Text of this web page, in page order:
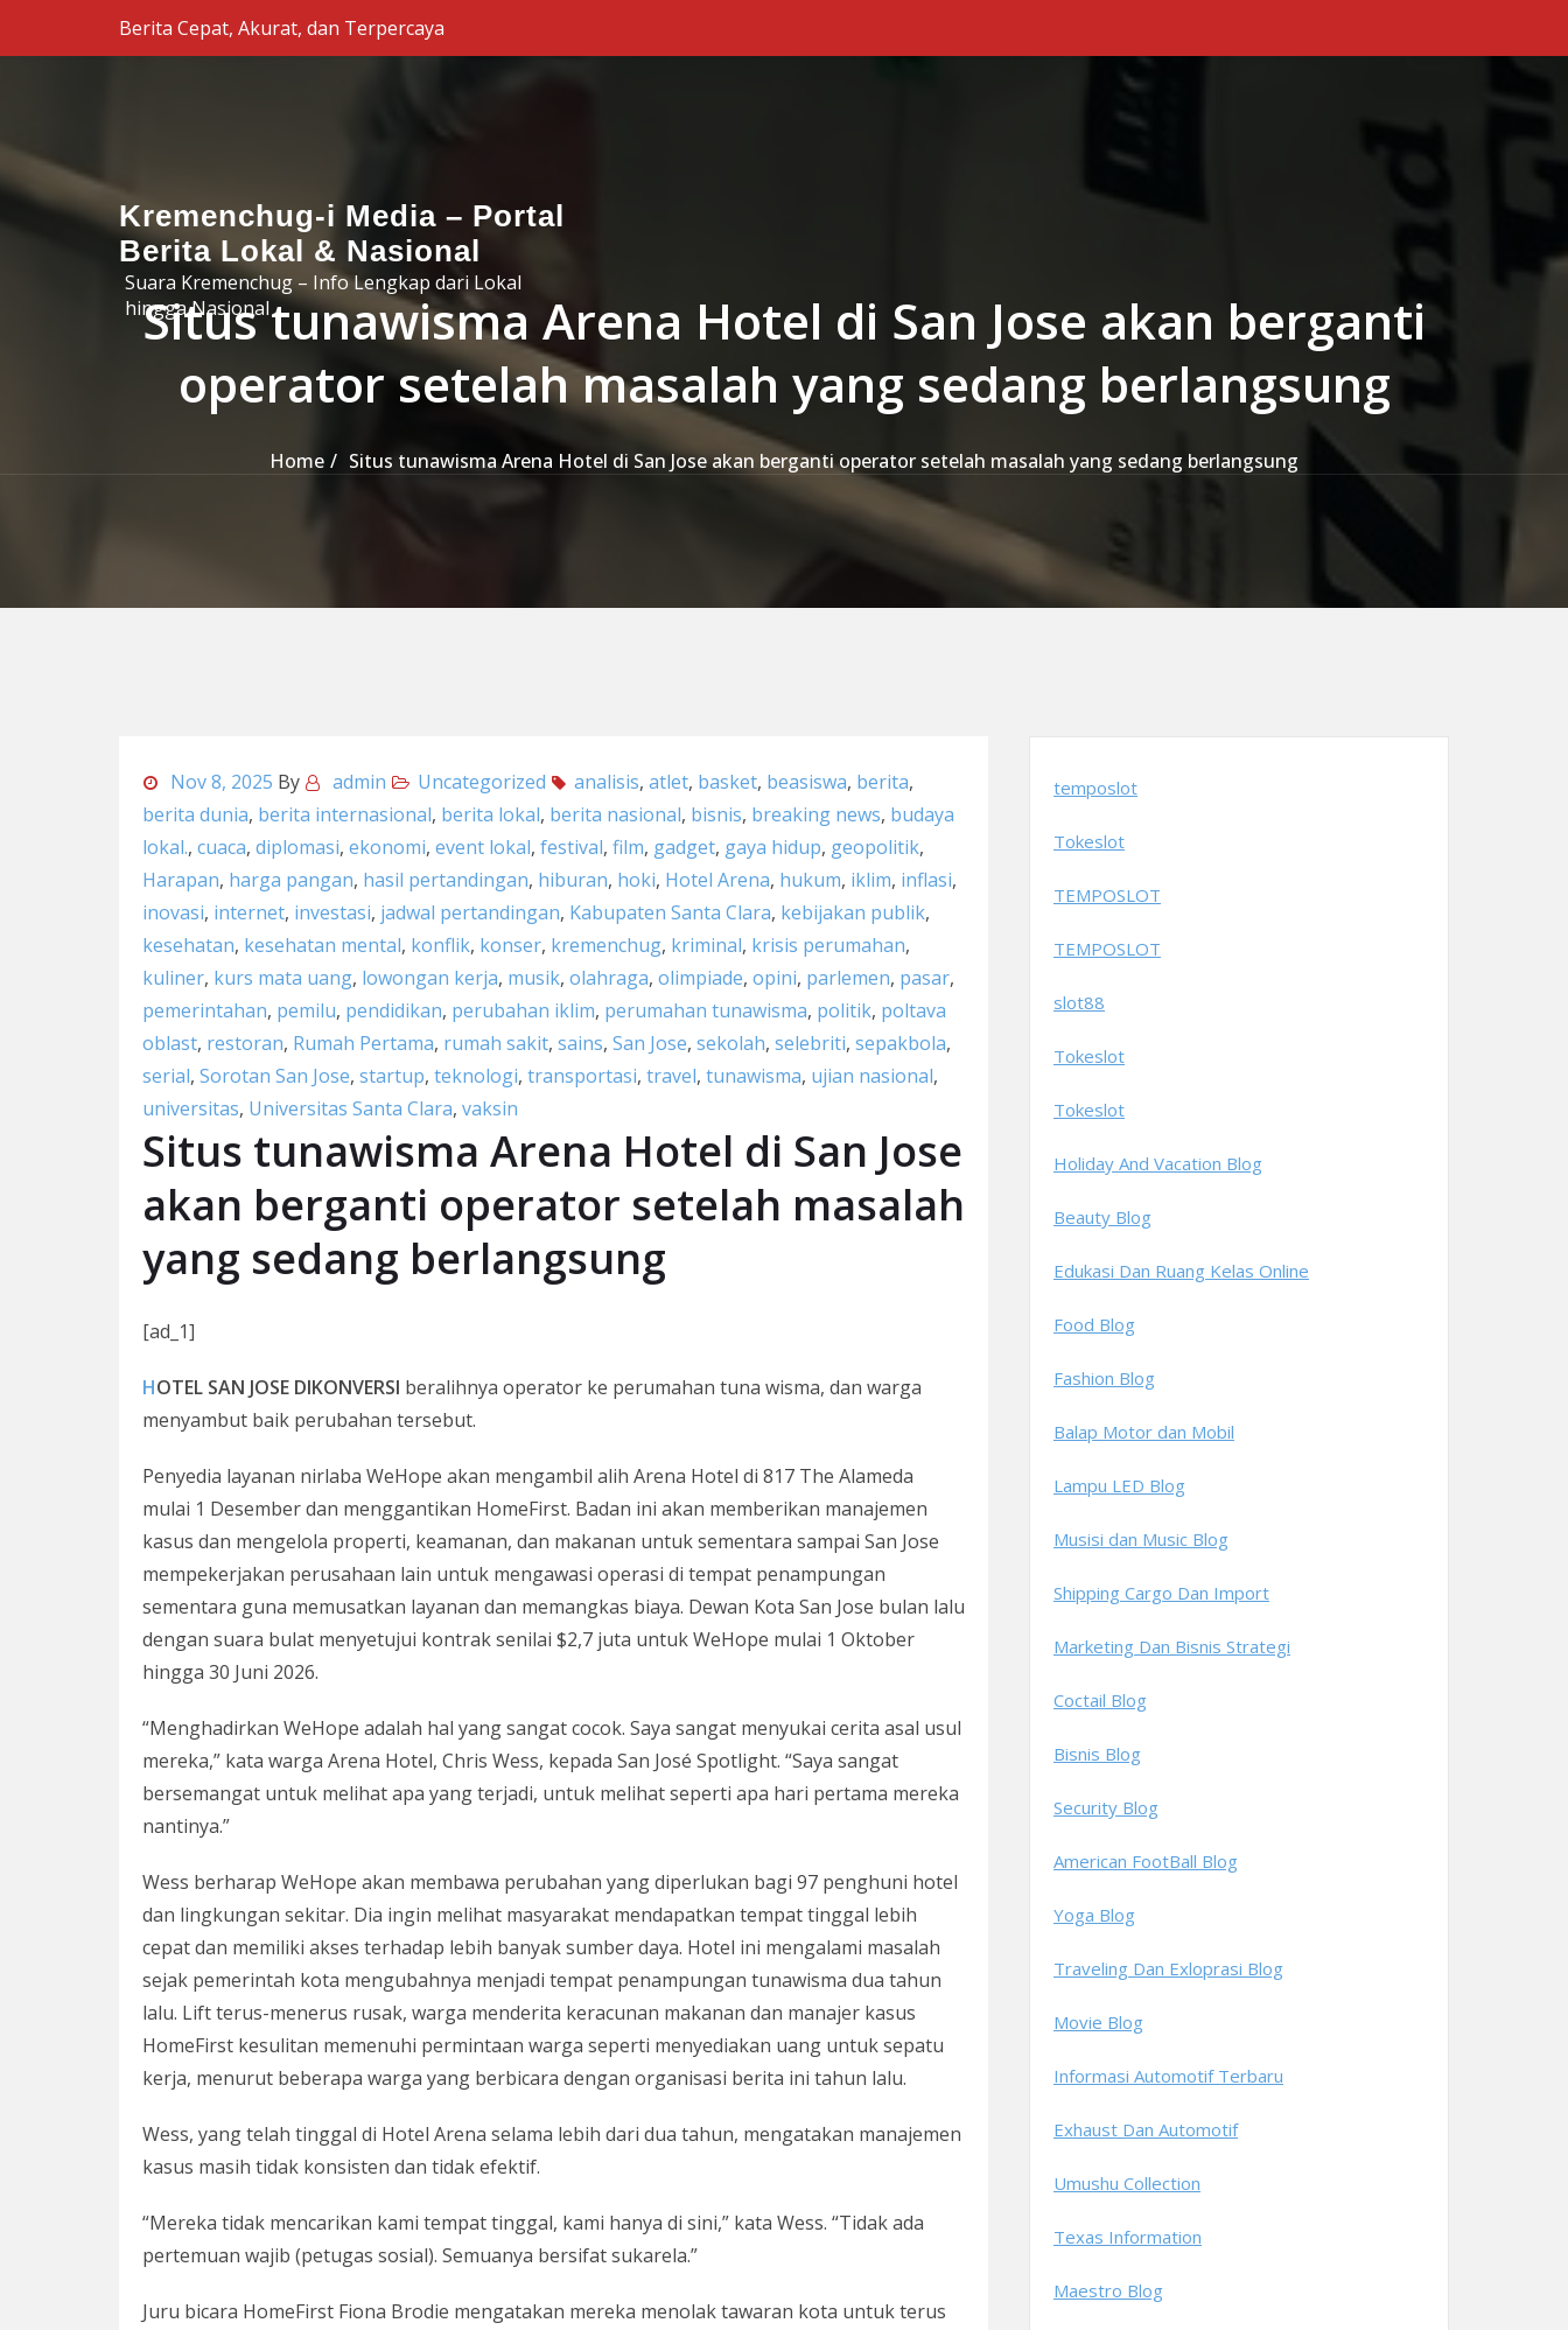
Skip to the contentBerita Cepat, Akurat, dan Terpercaya
Kremenchug-i Media – Portal
Berita Lokal & Nasional
Suara Kremenchug – Info Lengkap dari Lokal
hingga Nasional
Situs tunawisma Arena Hotel di San Jose akan berganti
operator setelah masalah yang sedang berlangsung
Home Situs tunawisma Arena Hotel di San Jose akan berganti operator setelah masalah yang sedang berlangsung
Nov 8, 2025 By admin Uncategorized analisis, atlet, basket, beasiswa, berita,
berita dunia, berita internasional, berita lokal, berita nasional, bisnis, breaking news, budaya
lokal., cuaca, diplomasi, ekonomi, event lokal, festival, film, gadget, gaya hidup, geopolitik,
Harapan, harga pangan, hasil pertandingan, hiburan, hoki, Hotel Arena, hukum, iklim, inflasi,
inovasi, internet, investasi, jadwal pertandingan, Kabupaten Santa Clara, kebijakan publik,
kesehatan, kesehatan mental, konflik, konser, kremenchug, kriminal, krisis perumahan,
kuliner, kurs mata uang, lowongan kerja, musik, olahraga, olimpiade, opini, parlemen, pasar,
pemerintahan, pemilu, pendidikan, perubahan iklim, perumahan tunawisma, politik, poltava
oblast, restoran, Rumah Pertama, rumah sakit, sains, San Jose, sekolah, selebriti, sepakbola,
serial, Sorotan San Jose, startup, teknologi, transportasi, travel, tunawisma, ujian nasional,
universitas, Universitas Santa Clara, vaksin
Situs tunawisma Arena Hotel di San Jose
akan berganti operator setelah masalah
yang sedang berlangsung
[ad_1]
HOTEL SAN JOSE DIKONVERSI beralihnya operator ke perumahan tuna wisma, dan warga
menyambut baik perubahan tersebut.
Penyedia layanan nirlaba WeHope akan mengambil alih Arena Hotel di 817 The Alameda
mulai 1 Desember dan menggantikan HomeFirst. Badan ini akan memberikan manajemen
kasus dan mengelola properti, keamanan, dan makanan untuk sementara sampai San Jose
mempekerjakan perusahaan lain untuk mengawasi operasi di tempat penampungan
sementara guna memusatkan layanan dan memangkas biaya. Dewan Kota San Jose bulan lalu
dengan suara bulat menyetujui kontrak senilai $2,7 juta untuk WeHope mulai 1 Oktober
hingga 30 Juni 2026.
“Menghadirkan WeHope adalah hal yang sangat cocok. Saya sangat menyukai cerita asal usul
mereka,” kata warga Arena Hotel, Chris Wess, kepada San José Spotlight. “Saya sangat
bersemangat untuk melihat apa yang terjadi, untuk melihat seperti apa hari pertama mereka
nantinya.”
Wess berharap WeHope akan membawa perubahan yang diperlukan bagi 97 penghuni hotel
dan lingkungan sekitar. Dia ingin melihat masyarakat mendapatkan tempat tinggal lebih
cepat dan memiliki akses terhadap lebih banyak sumber daya. Hotel ini mengalami masalah
sejak pemerintah kota mengubahnya menjadi tempat penampungan tunawisma dua tahun
lalu. Lift terus-menerus rusak, warga menderita keracunan makanan dan manajer kasus
HomeFirst kesulitan memenuhi permintaan warga seperti menyediakan uang untuk sepatu
kerja, menurut beberapa warga yang berbicara dengan organisasi berita ini tahun lalu.
Wess, yang telah tinggal di Hotel Arena selama lebih dari dua tahun, mengatakan manajemen
kasus masih tidak konsisten dan tidak efektif.
“Mereka tidak mencarikan kami tempat tinggal, kami hanya di sini,” kata Wess. “Tidak ada
pertemuan wajib (petugas sosial). Semuanya bersifat sukarela.”
Juru bicara HomeFirst Fiona Brodie mengatakan mereka menolak tawaran kota untuk terus
temposlot
Tokeslot
TEMPOSLOT
TEMPOSLOT
slot88
Tokeslot
Tokeslot
Holiday And Vacation Blog
Beauty Blog
Edukasi Dan Ruang Kelas Online
Food Blog
Fashion Blog
Balap Motor dan Mobil
Lampu LED Blog
Musisi dan Music Blog
Shipping Cargo Dan Import
Marketing Dan Bisnis Strategi
Coctail Blog
Bisnis Blog
Security Blog
American FootBall Blog
Yoga Blog
Traveling Dan Exloprasi Blog
Movie Blog
Informasi Automotif Terbaru
Exhaust Dan Automotif
Umushu Collection
Texas Information
Maestro Blog